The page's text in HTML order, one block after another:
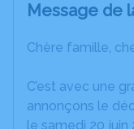
Message de
Chère famille,
C’est avec une
annonçons le
le samedi 20 juin